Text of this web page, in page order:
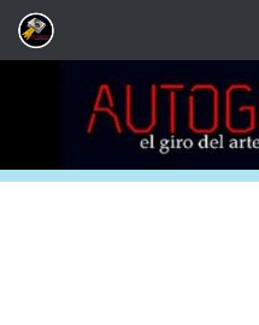
Saltar al contenido